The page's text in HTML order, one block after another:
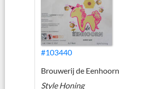
#103440
Brouwerij de Eenhoorn
Style Honing